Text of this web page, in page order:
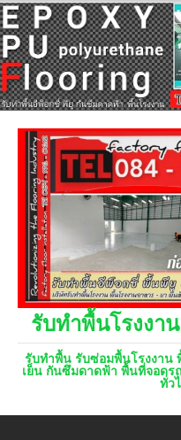
รับทำพื้นโรงงา
รับทำพื้น รับซ่อมพื้นโรงงาน
เย็น กันซึมดาดฟ้า พื้นที่จอดร
ทั่ว